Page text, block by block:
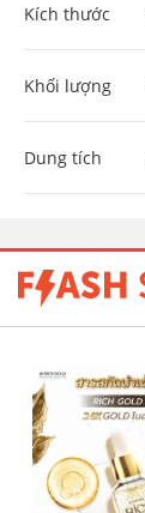
Kích thước
Khối lượng
Dung tích